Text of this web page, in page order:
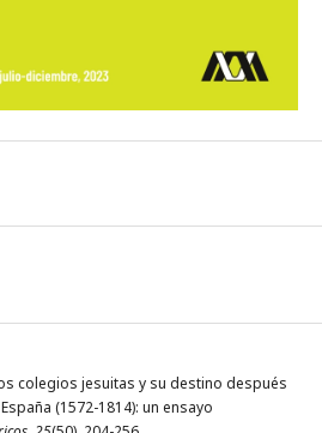
colegios jesuitas y su destino después
(1572-1814): un ensayo